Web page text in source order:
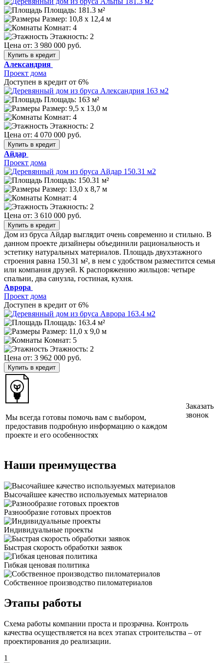
Площадь: 181.3 м²
Размер: 10,8 х 12,4 м
Комнат: 4
Этажность: 2
Цена от: 3 980 000 руб.
Купить в кредит
Александрия
Проект дома
Доступен в кредит от 6%
Площадь: 163 м²
Размер: 9,5 х 13,0 м
Комнат: 4
Этажность: 2
Цена от: 4 070 000 руб.
Купить в кредит
Айдар
Проект дома
Площадь: 150.31 м²
Размер: 13,0 х 8,7 м
Комнат: 4
Этажность: 2
Цена от: 3 610 000 руб.
Купить в кредит
Дом из бруса Айдар выглядит очень современно и стильно. В
данном проекте дизайнеры объединили рациональность и
эстетику натуральных материалов. Площадь двухэтажного
строения равна 150.31 м², в нем с удобством разместится семья
или компания друзей. К распоряжению жильцов: четыре
спальни, два санузла, гостиная, кухня.
Аврора
Проект дома
Доступен в кредит от 6%
Площадь: 163.4 м²
Размер: 11,0 х 9,0 м
Комнат: 5
Этажность: 2
Цена от: 3 962 000 руб.
Купить в кредит
Мы всегда готовы помочь вам с выбором,
предоставив подробную информацию о каждом
проекте и его особенностях
Заказать
звонок
Наши преимущества
Высочайшее качество используемых материалов
Разнообразие готовых проектов
Индивидуальные проекты
Быстрая скорость обработки заявок
Гибкая ценовая политика
Cобственное производство пиломатериалов
Этапы работы
Схема работы компании проста и прозрачна. Контроль
качества осуществляется на всех этапах строительства – от
проектирования до реализации.
1